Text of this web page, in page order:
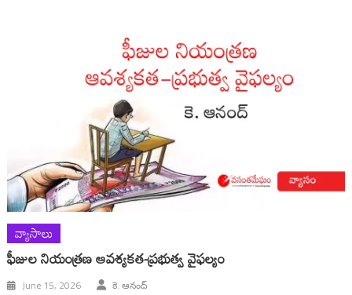
వ్యాసాలు
ఫీజుల నియంత్రణ‌ ఆవశ్యకత-ప్రభుత్వ వైఫల్యం
June 15, 2026 కె. ఆనంద్